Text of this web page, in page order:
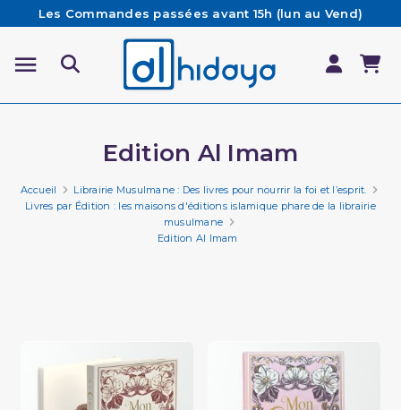
Les Commandes passées avant 15h (lun au Vend)
sont préparées et expédiées le jour même
Besoin d'aide ? Retrouvez notre FAQ
Livraison offerte à partir de 65€ d'achat*
Edition Al Imam
Accueil
Librairie Musulmane : Des livres pour nourrir la foi et l’esprit.
Livres par Édition : les maisons d'éditions islamique phare de la librairie
musulmane
Edition Al Imam